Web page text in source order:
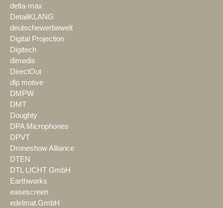
delta-max
DetailKLANG
deutschewerbewelt
Digital Projection
Digitech
dimedis
DirectOut
dlp motive
DMPW
DMT
Doughty
DPA Microphones
DPVT
Droneshow Alliance
DTEN
DTL LICHT GmbH
Earthworks
easescreen
edelmat.GmbH